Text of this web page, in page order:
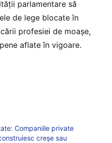
parlamentare să
de lege blocate în
profesiei de moașe,
aflate în vigoare.
Companiile private
creşe sau